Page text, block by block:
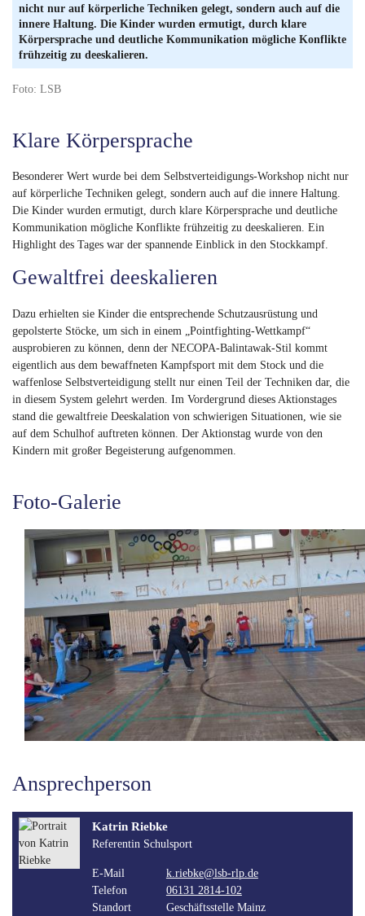
nicht nur auf körperliche Techniken gelegt, sondern auch auf die
innere Haltung. Die Kinder wurden ermutigt, durch klare
Körpersprache und deutliche Kommunikation mögliche Konflikte
frühzeitig zu deeskalieren.
Foto: LSB
Klare Körpersprache
Besonderer Wert wurde bei dem Selbstverteidigungs-Workshop nicht nur
auf körperliche Techniken gelegt, sondern auch auf die innere Haltung.
Die Kinder wurden ermutigt, durch klare Körpersprache und deutliche
Kommunikation mögliche Konflikte frühzeitig zu deeskalieren. Ein
Highlight des Tages war der spannende Einblick in den Stockkampf.
Gewaltfrei deeskalieren
Dazu erhielten sie Kinder die entsprechende Schutzausrüstung und
gepolsterte Stöcke, um sich in einem „Pointfighting-Wettkampf“
ausprobieren zu können, denn der NECOPA-Balintawak-Stil kommt
eigentlich aus dem bewaffneten Kampfsport mit dem Stock und die
waffenlose Selbstverteidigung stellt nur einen Teil der Techniken dar, die
in diesem System gelehrt werden. Im Vordergrund dieses Aktionstages
stand die gewaltfreie Deeskalation von schwierigen Situationen, wie sie
auf dem Schulhof auftreten können. Der Aktionstag wurde von den
Kindern mit großer Begeisterung aufgenommen.
Foto-Galerie
Ansprechperson
Katrin Riebke
Referentin Schulsport
E-Mail
k.riebke@lsb-rlp.de
Telefon
06131 2814-102
Standort
Geschäftsstelle Mainz